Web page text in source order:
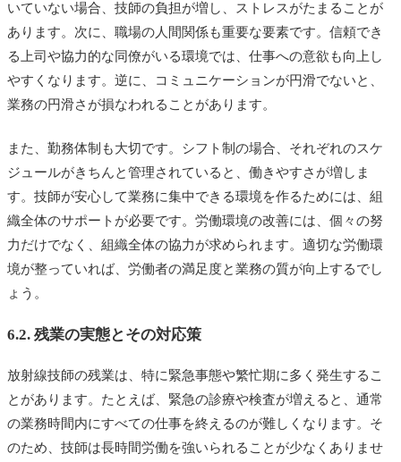
いていない場合、技師の負担が増し、ストレスがたまることが
あります。次に、職場の人間関係も重要な要素です。信頼でき
る上司や協力的な同僚がいる環境では、仕事への意欲も向上し
やすくなります。逆に、コミュニケーションが円滑でないと、
業務の円滑さが損なわれることがあります。
また、勤務体制も大切です。シフト制の場合、それぞれのスケ
ジュールがきちんと管理されていると、働きやすさが増しま
す。技師が安心して業務に集中できる環境を作るためには、組
織全体のサポートが必要です。労働環境の改善には、個々の努
力だけでなく、組織全体の協力が求められます。適切な労働環
境が整っていれば、労働者の満足度と業務の質が向上するでし
ょう。
6.2. 残業の実態とその対応策
放射線技師の残業は、特に緊急事態や繁忙期に多く発生するこ
とがあります。たとえば、緊急の診療や検査が増えると、通常
の業務時間内にすべての仕事を終えるのが難しくなります。そ
のため、技師は長時間労働を強いられることが少なくありませ